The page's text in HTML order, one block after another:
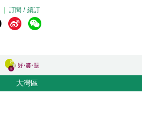
訂閱 / 續訂
大灣區